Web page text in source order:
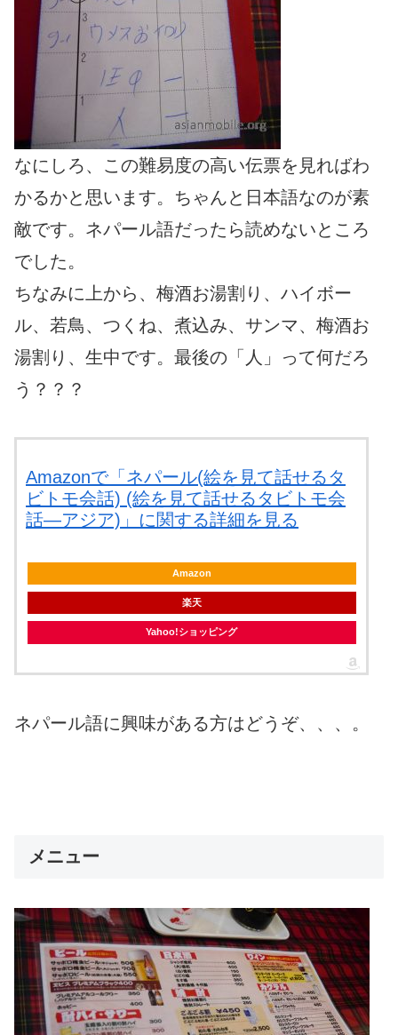
なにしろ、この難易度の高い伝票を見ればわ
かるかと思います。ちゃんと日本語なのが素
敵です。ネパール語だったら読めないところ
でした。
ちなみに上から、梅酒お湯割り、ハイボー
ル、若鳥、つくね、煮込み、サンマ、梅酒お
湯割り、生中です。最後の「人」って何だろ
う？？？
Amazonで「ネパール(絵を見て話せるタ
ビトモ会話) (絵を見て話せるタビトモ会
話―アジア)」に関する詳細を見る
Amazon
楽天
Yahoo!ショッピング
ネパール語に興味がある方はどうぞ、、、。
メニュー